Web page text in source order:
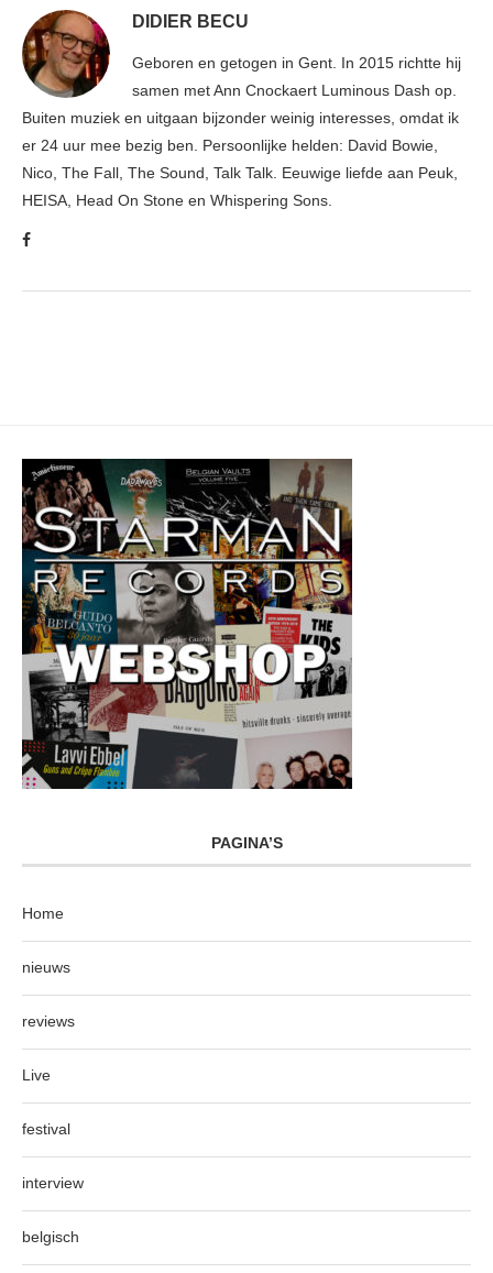
DIDIER BECU
Geboren en getogen in Gent. In 2015 richtte hij
samen met Ann Cnockaert Luminous Dash op.
Buiten muziek en uitgaan bijzonder weinig interesses, omdat ik
er 24 uur mee bezig ben. Persoonlijke helden: David Bowie,
Nico, The Fall, The Sound, Talk Talk. Eeuwige liefde aan Peuk,
HEISA, Head On Stone en Whispering Sons.
PAGINA’S
Home
nieuws
reviews
Live
festival
interview
belgisch